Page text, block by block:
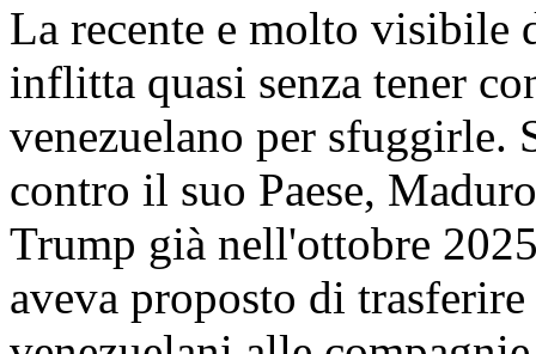
La recente e molto visibile
inflitta quasi senza tener
venezuelano per sfuggirle.
contro il suo Paese,
Trump già nell'ottobre
aveva proposto di